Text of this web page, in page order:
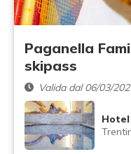
Paganella
skipass
Valida dal 06/03/